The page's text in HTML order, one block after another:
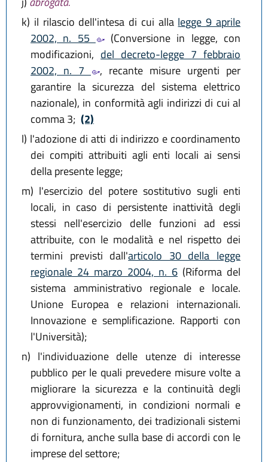
k) il rilascio dell'intesa di cui alla legge 9 aprile
2002, n. 55
(Conversione in legge, con
modificazioni, del decreto-legge 7 febbraio
2002, n. 7
, recante misure urgenti per
garantire la sicurezza del sistema elettrico
nazionale), in conformità agli indirizzi di cui al
comma 3; (2)
l) l'adozione di atti di indirizzo e coordinamento
dei compiti attribuiti agli enti locali ai sensi
della presente legge;
m) l'esercizio del potere sostitutivo sugli enti
locali, in caso di persistente inattività degli
stessi nell'esercizio delle funzioni ad essi
attribuite, con le modalità e nel rispetto dei
termini previsti dall'articolo 30 della legge
regionale 24 marzo 2004, n. 6 (Riforma del
sistema amministrativo regionale e locale.
Unione Europea e relazioni internazionali.
Innovazione e semplificazione. Rapporti con
l'Università);
n) l'individuazione delle utenze di interesse
pubblico per le quali prevedere misure volte a
migliorare la sicurezza e la continuità degli
approvvigionamenti, in condizioni normali e
non di funzionamento, dei tradizionali sistemi
di fornitura, anche sulla base di accordi con le
imprese del settore;